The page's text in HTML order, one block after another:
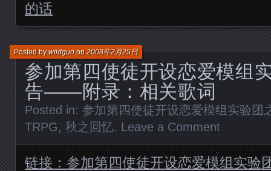
的话
参加第四使徒开设恋爱模组
告——附录：相关歌词
Posted bywildgunon2008年2月25日
Posted in: 参加第四使徒开设恋爱模组实验团
TRPG, 秋之回忆. Leave a Comment
链接：参加第四使徒开设恋爱模组实